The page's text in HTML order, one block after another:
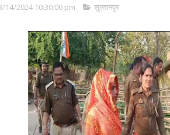
14/2024 10:30:00 pm सुल्तानपुर